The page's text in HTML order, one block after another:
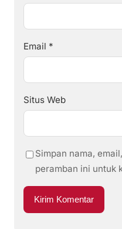
Email *
Situs Web
Simpan nama,
peramban ini untuk